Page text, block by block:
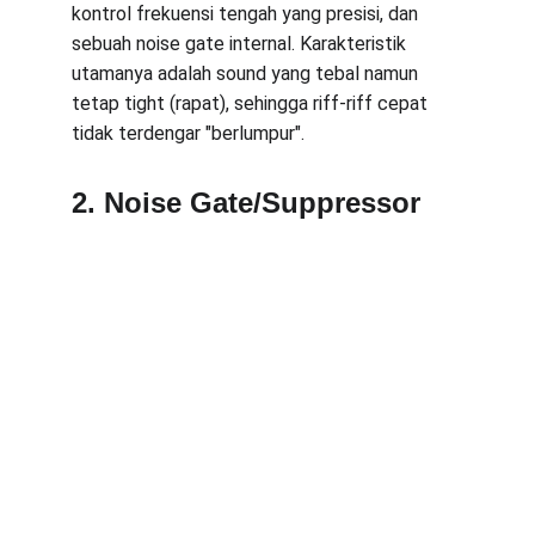
kontrol frekuensi tengah yang presisi, dan
sebuah noise gate internal. Karakteristik
utamanya adalah sound yang tebal namun
tetap tight (rapat), sehingga riff-riff cepat
tidak terdengar "berlumpur".
2. Noise Gate/Suppressor